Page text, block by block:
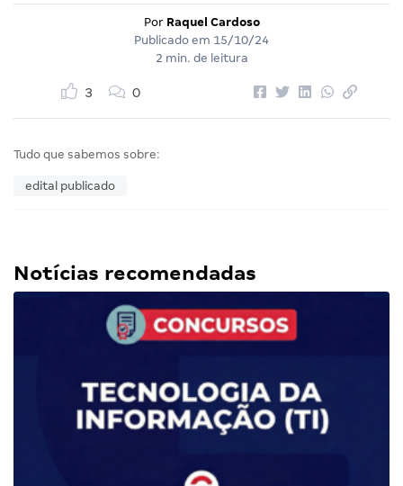
Por Raquel Cardoso
Publicado em 15/10/24
2 min. de leitura
3 0
Tudo que sabemos sobre:
edital publicado
Notícias recomendadas